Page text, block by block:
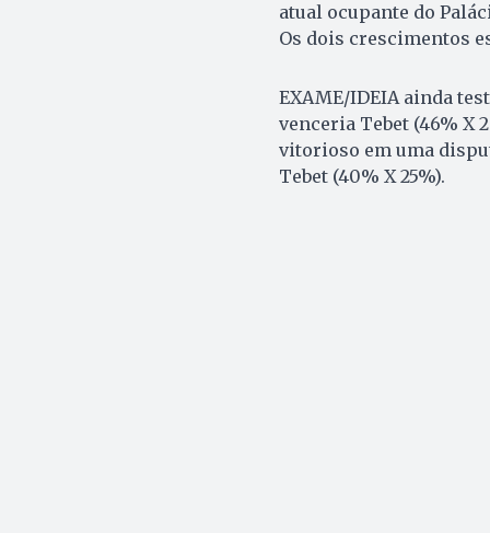
atual ocupante do
Os dois crescimentos
EXAME/IDEIA ainda
venceria Tebet (46% X
vitorioso em uma
Tebet (40% X 25%).